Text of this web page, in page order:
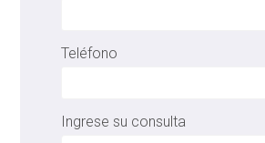
Teléfono
Ingrese su consulta